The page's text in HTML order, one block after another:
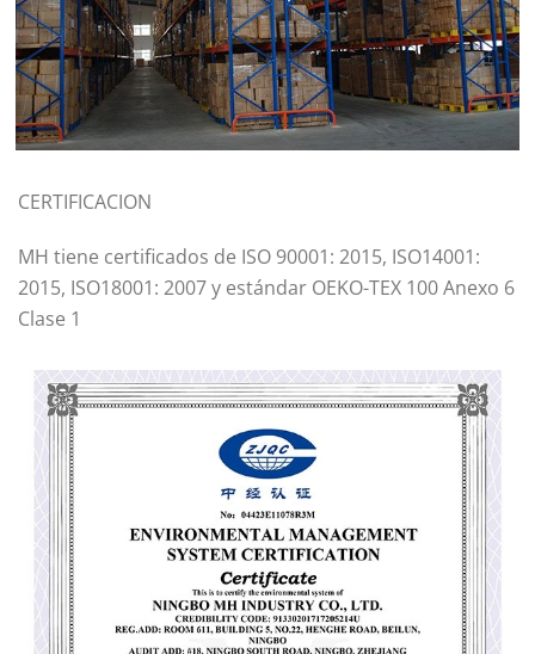
CERTIFICACION
MH tiene certificados de ISO 90001: 2015, ISO14001:
2015, ISO18001: 2007 y estándar OEKO-TEX 100 Anexo 6
Clase 1